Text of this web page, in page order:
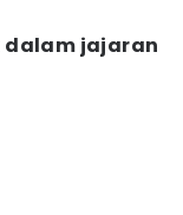
dalam jajaran